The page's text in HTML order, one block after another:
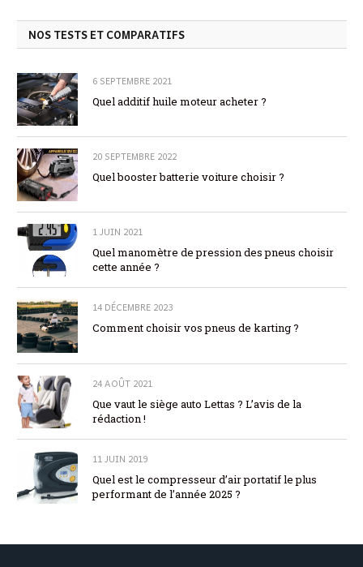
NOS TESTS ET COMPARATIFS
6 SEPTEMBRE 2021
Quel additif huile moteur acheter ?
20 SEPTEMBRE 2022
Quel booster batterie voiture choisir ?
1 JUIN 2021
Quel manomètre de pression des pneus choisir
cette année ?
14 DÉCEMBRE 2023
Comment choisir vos pneus de karting ?
24 AOÛT 2021
Que vaut le siège auto Lettas ? L’avis de la
rédaction !
11 JUIN 2019
Quel est le compresseur d’air portatif le plus
performant de l’année 2025 ?